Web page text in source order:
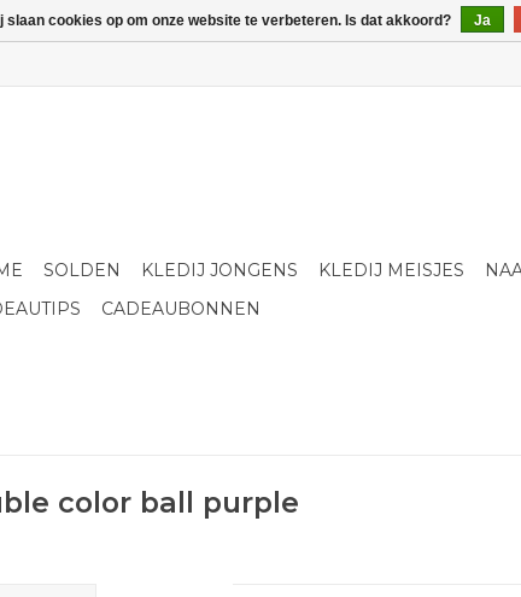
SOLDEN KLEDIJ JONGENS KLEDIJ MEISJES
CADEAUBONNEN
color ball purple
slaan cookies op om onze website te verbeteren. Is dat akkoord? Ja